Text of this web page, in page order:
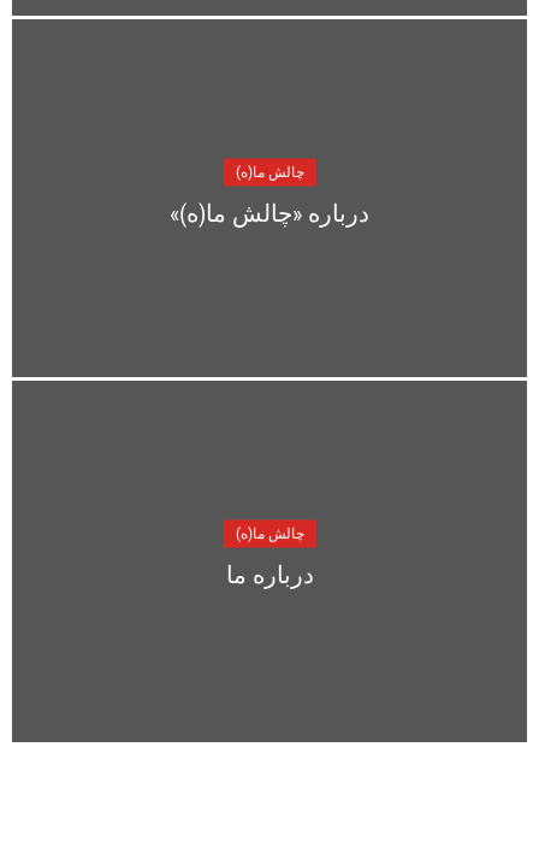
چالش ما(ه)
درباره «چالش ما(ه)»
چالش ما(ه)
درباره ما